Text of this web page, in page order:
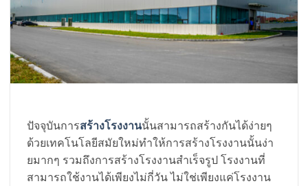
ปัจจุบันการสร้างโรงงานนั้นสามารถสร้างกันได้ง่ายๆ
ด้วยเทคโนโลยีสมัยใหม่ทำให้การสร้างโรงงานนั้นง่า
ยมากๆ รวมถึงการสร้างโรงงานสำเร็จรูป โรงงานที่
สามารถใช้งานได้เพียงไม่กี่วัน ไม่ใช่เพียงแค่โรงงาน